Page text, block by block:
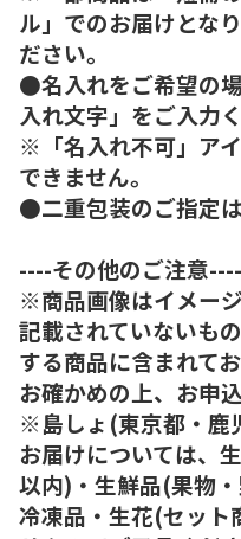
ル」でのお届けとな
ださい。
●名入れをご希望の
入れ文字」をご入力
※「名入れ不可」ア
できません。
●二重包装のご指定は
----その他のご注意----
※商品画像はイメー
記載されていないも
する商品に含まれて
お確かめの上、お申
※島しょ(東京都・鹿
お届けについては、
以内)・生鮮品(果物
冷凍品・生花(セット